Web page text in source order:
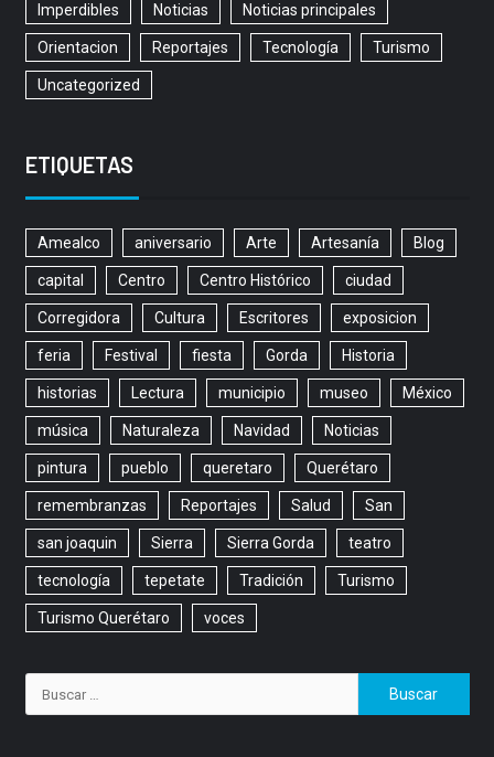
Imperdibles Noticias Noticias principales
Orientacion Reportajes Tecnología Turismo
Uncategorized
ETIQUETAS
Amealco aniversario Arte Artesanía Blog
capital Centro Centro Histórico ciudad
Corregidora Cultura Escritores exposicion
feria Festival fiesta Gorda Historia
historias Lectura municipio museo México
música Naturaleza Navidad Noticias
pintura pueblo queretaro Querétaro
remembranzas Reportajes Salud San
san joaquin Sierra Sierra Gorda teatro
tecnología tepetate Tradición Turismo
Turismo Querétaro voces